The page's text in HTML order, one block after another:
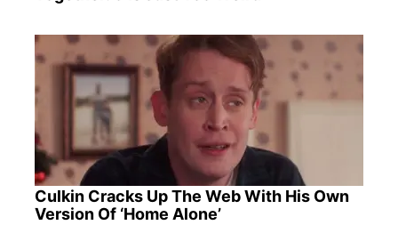
Culkin Cracks Up The Web With His Own
Version Of ‘Home Alone’